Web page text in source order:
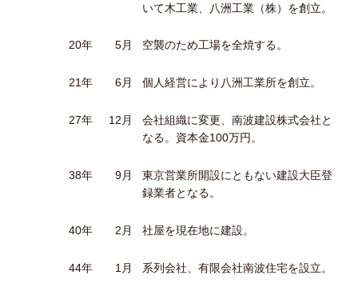
いて木工業、八洲工業（株）を創立。
20年 5月 空襲のため工場を全焼する。
21年 6月 個人経営により八洲工業所を創立。
27年 12月
会社組織に変更、南波建設株式会社と
なる。資本金100万円。
38年 9月
東京営業所開設にともない建設大臣登
録業者となる。
40年 2月 社屋を現在地に建設。
44年 1月 系列会社、有限会社南波住宅を設立。